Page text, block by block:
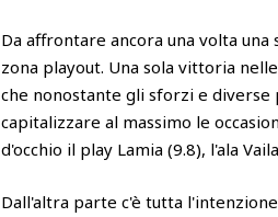
Da affrontare ancora una volta
zona playout. Una sola vittoria
che nonostante gli sforzi e
capitalizzare al massimo le
d'occhio il play Lamia (9.8), l'ala
Dall'altra parte c'è tutta